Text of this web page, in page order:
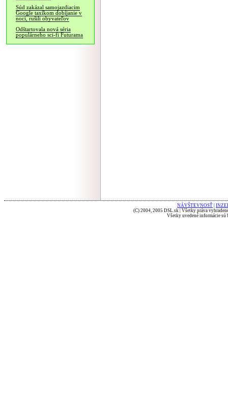
Súd zakázal samojazdiacim
Google taxíkom dobíjanie v
noci, rušili obyvateľov
Odštartovala nová séria
populárneho sci-fi Futurama
NÁVŠTEVNOSŤ
(C) 2004, 2005 DSL.sk | Všetky práva
Všetky uvedené informácie sú